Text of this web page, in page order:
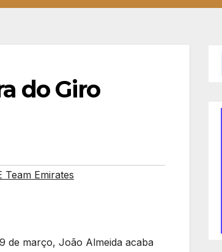
do Giro
Team Emirates
de março, João Almeida acaba